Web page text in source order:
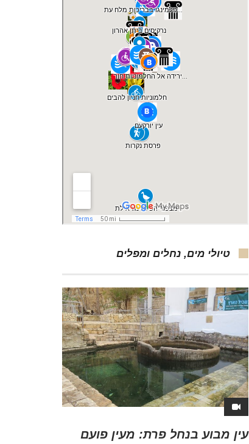
טיולי מים, נחלים ומפלים
עין מבוע בנחל פרת: מעין פועם